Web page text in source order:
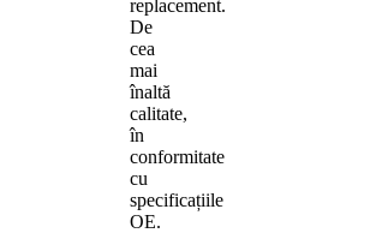
replacement.
De
cea
mai
înaltă
calitate,
în
conformitate
cu
specificațiile
OE.